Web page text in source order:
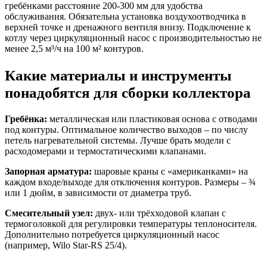
гребёнками расстояние 200-300 мм для удобства
обслуживания. Обязательна установка воздухоотводчика в
верхней точке и дренажного вентиля внизу. Подключение к
котлу через циркуляционный насос с производительностью не
менее 2,5 м³/ч на 100 м² контуров.
Какие материалы и инструменты
понадобятся для сборки коллектора
Гребёнка: металлическая или пластиковая основа с отводами
под контуры. Оптимальное количество выходов – по числу
петель нагревательной системы. Лучше брать модели с
расходомерами и термостатическими клапанами.
Запорная арматура: шаровые краны с «американками» на
каждом входе/выходе для отключения контуров. Размеры – ¾
или 1 дюйм, в зависимости от диаметра труб.
Смесительный узел: двух- или трёхходовой клапан с
термоголовкой для регулировки температуры теплоносителя.
Дополнительно потребуется циркуляционный насос
(например, Wilo Star-RS 25/4).